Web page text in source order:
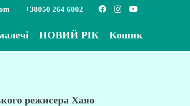
+38050 264 6002
НОВИЙ РІК Кошик
режисера Хаяо